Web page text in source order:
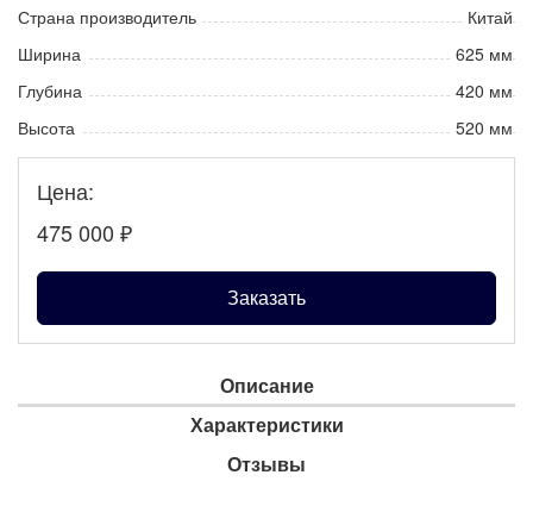
Страна производитель
Китай
Ширина
625 мм
Глубина
420 мм
Высота
520 мм
Цена:
475 000 ₽
Заказать
Описание
Характеристики
Отзывы